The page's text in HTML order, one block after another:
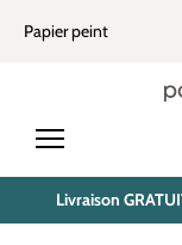
principal
Papier peint
Livraison